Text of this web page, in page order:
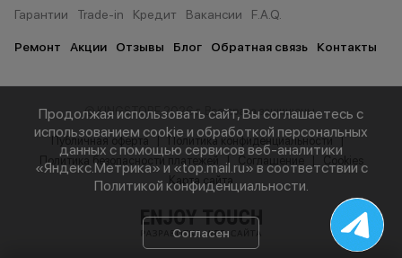
Гарантии
Trade-in Кредит Вакансии F.A.Q.
Ремонт Акции Отзывы Блог Обратная связь Контакты
© KINGSTORE 2026 г. Все права защищены.
Публичная оферта
Политика конфиденциальности
Политика безопасности платежей
Карта сайта
Продолжая использовать сайт, Вы соглашаетесь с
использованием cookie и обработкой персональных
данных с помощью сервисов веб-аналитики
«Яндекс.Метрика» и «top.mail.ru» в соответствии с
Политикой конфиденциальности.
Согласен